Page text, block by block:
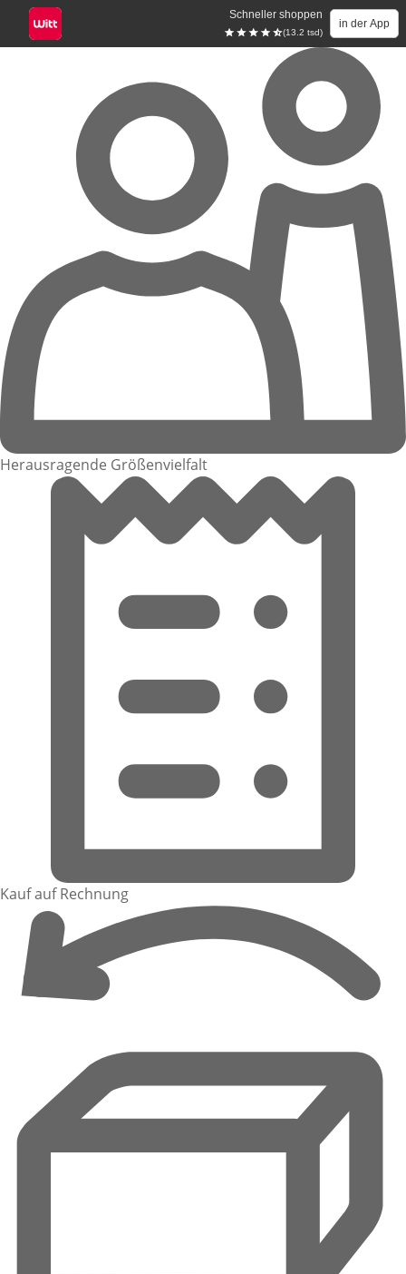
Schneller shoppen
(13.2 tsd)
in der App
Herausragende Größenvielfalt
Kauf auf Rechnung